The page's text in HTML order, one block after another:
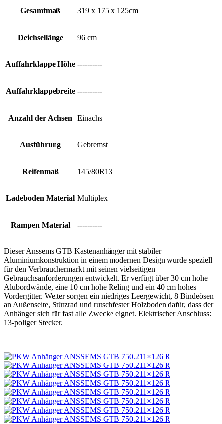
Gesamtmaß 319 x 175 x 125cm
Deichsellänge 96 cm
Auffahrklappe Höhe ----------
Auffahrklappebreite ----------
Anzahl der Achsen Einachs
Ausführung Gebremst
Reifenmaß 145/80R13
Ladeboden Material Multiplex
Rampen Material ----------
Dieser Anssems GTB Kastenanhänger mit stabiler
Aluminiumkonstruktion in einem modernen Design wurde speziell
für den Verbrauchermarkt mit seinen vielseitigen
Gebrauchsanforderungen entwickelt. Er verfügt über 30 cm hohe
Alubordwände, eine 10 cm hohe Reling und ein 40 cm hohes
Vordergitter. Weiter sorgen ein niedriges Leergewicht, 8 Bindeösen
an Außenseite, Stützrad und rutschfester Holzboden dafür, dass der
Anhänger sich für fast alle Zwecke eignet. Elektrischer Anschluss:
13-poliger Stecker.